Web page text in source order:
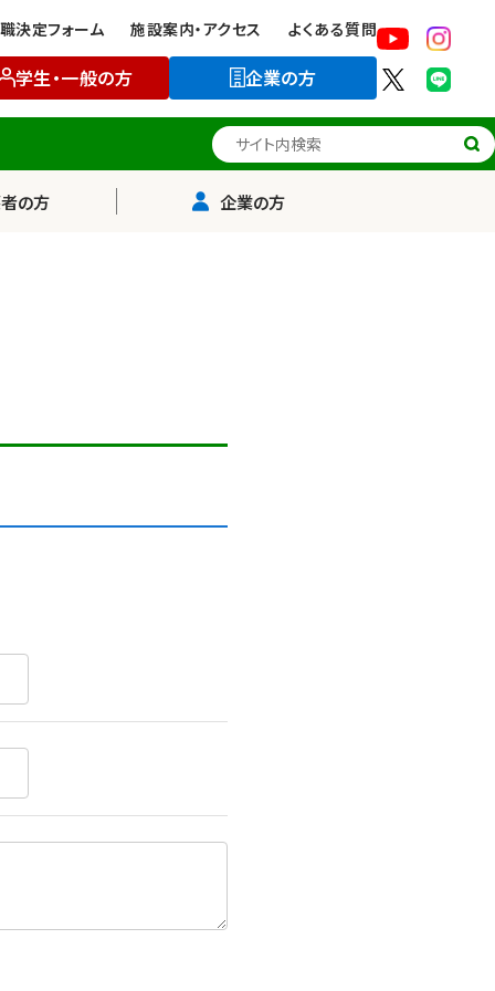
決定フォーム 施設案内・アクセス よくある質問
学生・一般の方 企業の方
サイト内検索
の方 企業の方